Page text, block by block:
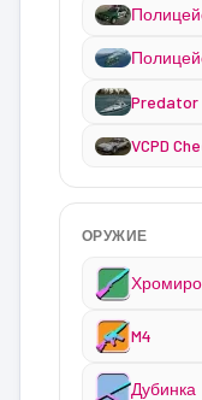
Predator
VCPD
ОРУЖИЕ
M4
Дубинка